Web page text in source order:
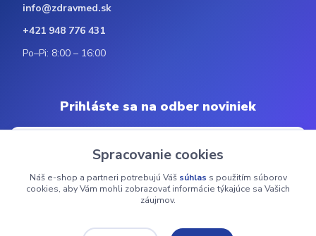
info@zdravmed.sk
+421 948 776 431
Po–Pi: 8:00 – 16:00
Prihláste sa na odber noviniek
Odoberať
Spracovanie cookies
Náš e-shop a partneri potrebujú Váš súhlas s použitím súborov
cookies, aby Vám mohli zobrazovať informácie týkajúce sa Vašich
záujmov.